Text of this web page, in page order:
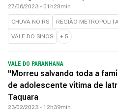
27/06/2023 - 01h28min
CHUVA NO RS REGIÃO
VALE DO SINOS + 5
VALE DO PARANHANA
"Morreu salvando toda a
de adolescente vítima de
Taquara
23/02/2023 - 12h39min